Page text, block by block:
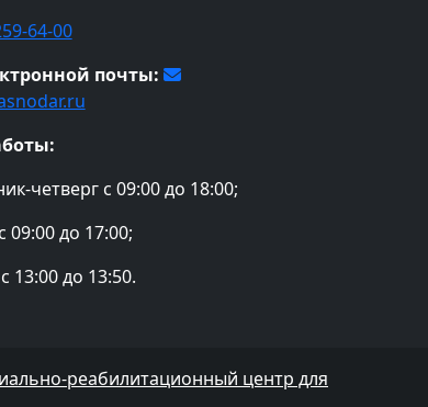
64-00
почты:
четверг с 09:00 до 18:00;
09:00 до 17:00;
13:00 до 13:50.
реабилитационный центр для